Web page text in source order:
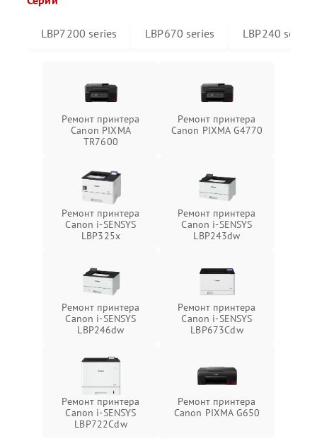
LBP7200 series LBP670 series LBP240 series
Ремонт принтера
Canon PIXMA
TR7600
Ремонт принтера
Canon PIXMA G4770
Ремонт принтера
Canon i-SENSYS
LBP325x
Ремонт принтера
Canon i-SENSYS
LBP243dw
Ремонт принтера
Canon i-SENSYS
LBP246dw
Ремонт принтера
Canon i-SENSYS
LBP673Cdw
Ремонт принтера
Canon i-SENSYS
LBP722Cdw
Ремонт принтера
Canon PIXMA G650